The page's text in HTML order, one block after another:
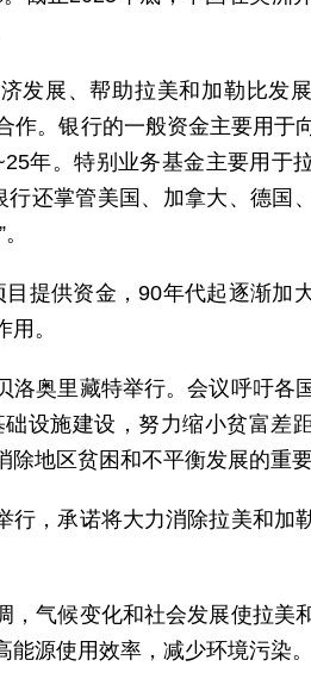
发展、帮助拉美和加勒比发
作。银行的一般资金主要用于
年。特别业务基金主要用于
还掌管美国、加拿大、德国
提供资金，90年代起逐渐加
。
奥里藏特举行。会议呼吁各
设施建设，努力缩小贫富差
地区贫困和不平衡发展的重要
，承诺将大力消除拉美和加
气候变化和社会发展使拉美
源使用效率，减少环境污染。